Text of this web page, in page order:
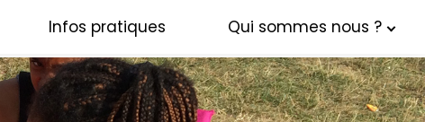
Infos pratiques Qui sommes nous ?